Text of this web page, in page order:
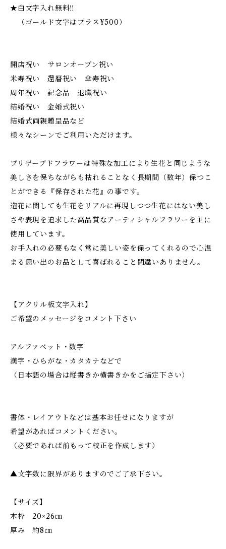
★白文字入れ無料‼︎
（ゴールド文字はプラス¥500）
開店祝い サロンオープン祝い
米寿祝い 還暦祝い 傘寿祝い
周年祝い 記念品 退職祝い
結婚祝い 金婚式祝い
結婚式両親贈呈品など
様々なシーンでご利用いただけます。
プリザーブドフラワーは特殊な加工により生花と同じような
美しさを保ちながらも枯れることなく長期間（数年）保つこ
とができる『保存された花』の事です。
造花に関しても生花をリアルに再現しつつ生花にはない美し
さや表現を追求した高品質なアーティシャルフラワーを主に
使用しています。
お手入れの必要もなく常に美しい姿を保ってくれるので心温
まる思い出のお品として喜ばれること間違いありません。
【アクリル板文字入れ】
ご希望のメッセージをコメント下さい
アルファベット・数字
漢字・ひらがな・カタカナなどで
（日本語の場合は縦書きか横書きかをご指定下さい）
書体・レイアウトなどは基本お任せになりますが
希望があればコメントください。
（必要であれば前もって校正を作成します）
▲文字数に限界がありますのでご了承下さい。
【サイズ】
木枠 20×26㎝
厚み 約8㎝